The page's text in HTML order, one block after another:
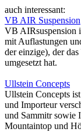
auch interessant:
VB AIR Suspension
VB AIRsuspension
mit Auflastungen
der einzige), der
umgesetzt hat.
Ullstein Concepts
Ullstein Concepts
und Importeur
und Sammitr sowie
Mountaintop und